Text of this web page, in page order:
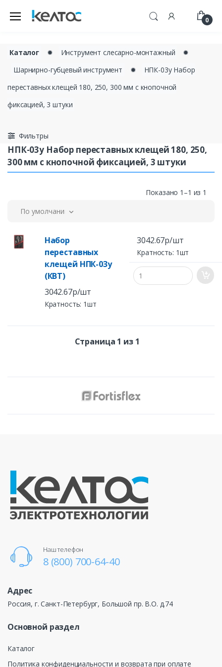
0
Каталог ✹ Инструмент слесарно-монтажный
✹
Шарнирно-губцевый инструмент
✹
НПК-03у Набор
переставных клещей 180, 250, 300 мм с кнопочной
фиксацией, 3 штуки
Фильтры
НПК-03у Набор переставных клещей 180, 250,
300 мм с кнопочной фиксацией, 3 штуки
Показано 1–1 из 1
По умолчанию
Набор
переставных
клещей НПК-03у
(КВТ)
3042.67р/шт
Кратность: 1шт
3042.67р/шт
Кратность: 1шт
Страница 1 из 1
Наш телефон
8 (800) 700-64-40
Адрес
Россия, г. Санкт-Петербург, Большой пр. В.О. д.74
Основной раздел
Каталог
Политика конфиденциальности и возврата при оплате